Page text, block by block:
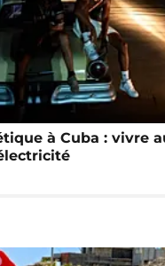
à Cuba : vivre